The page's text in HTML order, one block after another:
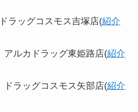
ラッグコスモス吉塚店(紹介
アルカドラッグ東姫路店(紹介
ドラッグコスモス矢部店(紹介